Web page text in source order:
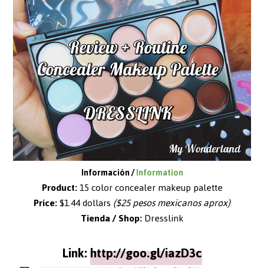
Información /Information
Product:15 color concealer makeup palette
Price:$1.44 dollars($25 pesos mexicanos aprox)
Tienda / Shop:Dresslink
Link:http://goo.gl/iazD3c